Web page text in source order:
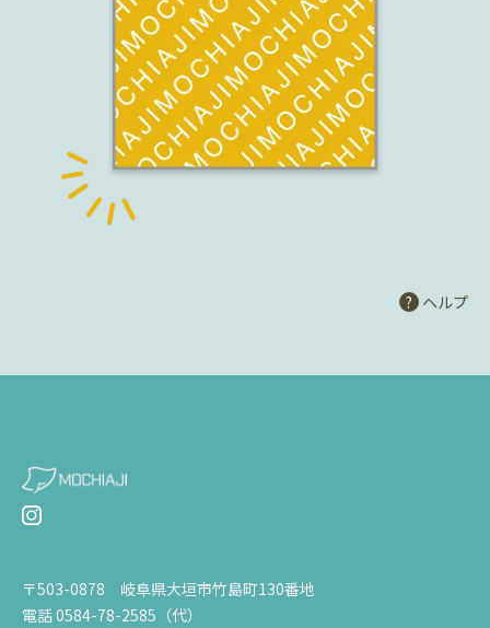
ヘルプ
〒503-0878 岐阜県大垣市竹島町130番地
電話 0584-78-2585（代）